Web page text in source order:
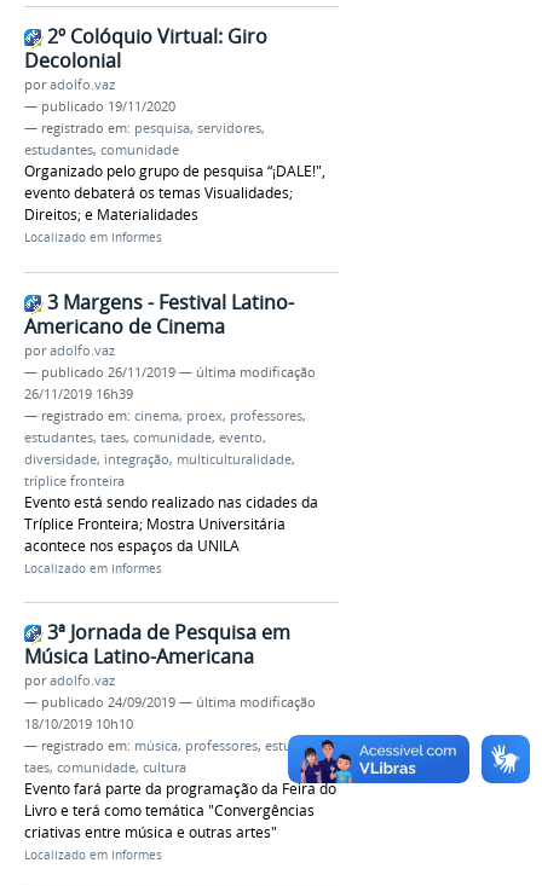
2º Colóquio Virtual: Giro
Decolonial
poradolfo.vaz
— publicado 19/11/2020
— registrado em: pesquisa, servidores,
estudantes, comunidade
Organizado pelo grupo de pesquisa “¡DALE!",
evento debaterá os temas Visualidades;
Direitos; e Materialidades
Localizado em Informes
3 Margens - Festival Latino-
Americano de Cinema
poradolfo.vaz
— publicado 26/11/2019 — última modificação
26/11/2019 16h39
— registrado em: cinema, proex, professores,
estudantes, taes, comunidade, evento,
diversidade, integração, multiculturalidade,
tríplice fronteira
Evento está sendo realizado nas cidades da
Tríplice Fronteira; Mostra Universitária
acontece nos espaços da UNILA
Localizado em Informes
3ª Jornada de Pesquisa em
Música Latino-Americana
poradolfo.vaz
— publicado 24/09/2019 — última modificação
18/10/2019 10h10
— registrado em: música, professores, estudantes,
taes, comunidade, cultura
Evento fará parte da programação da Feira do
Livro e terá como temática "Convergências
criativas entre música e outras artes"
Localizado em Informes